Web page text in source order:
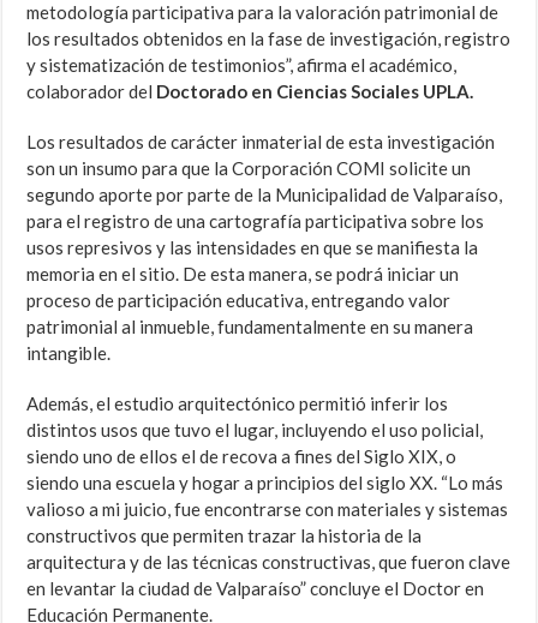
metodología participativa para la valoración patrimonial de
los resultados obtenidos en la fase de investigación, registro
y sistematización de testimonios”, afirma el académico,
colaborador del Doctorado en Ciencias Sociales UPLA.
Los resultados de carácter inmaterial de esta investigación
son un insumo para que la Corporación COMI solicite un
segundo aporte por parte de la Municipalidad de Valparaíso,
para el registro de una cartografía participativa sobre los
usos represivos y las intensidades en que se manifiesta la
memoria en el sitio. De esta manera, se podrá iniciar un
proceso de participación educativa, entregando valor
patrimonial al inmueble, fundamentalmente en su manera
intangible.
Además, el estudio arquitectónico permitió inferir los
distintos usos que tuvo el lugar, incluyendo el uso policial,
siendo uno de ellos el de recova a fines del Siglo XIX, o
siendo una escuela y hogar a principios del siglo XX. “Lo más
valioso a mi juicio, fue encontrarse con materiales y sistemas
constructivos que permiten trazar la historia de la
arquitectura y de las técnicas constructivas, que fueron clave
en levantar la ciudad de Valparaíso” concluye el Doctor en
Educación Permanente.